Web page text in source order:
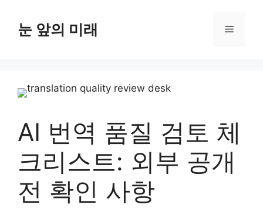
눈 앞의 미래 메
AI 번역 품질 검토 체
크리스트: 외부 공개
전 확인 사항